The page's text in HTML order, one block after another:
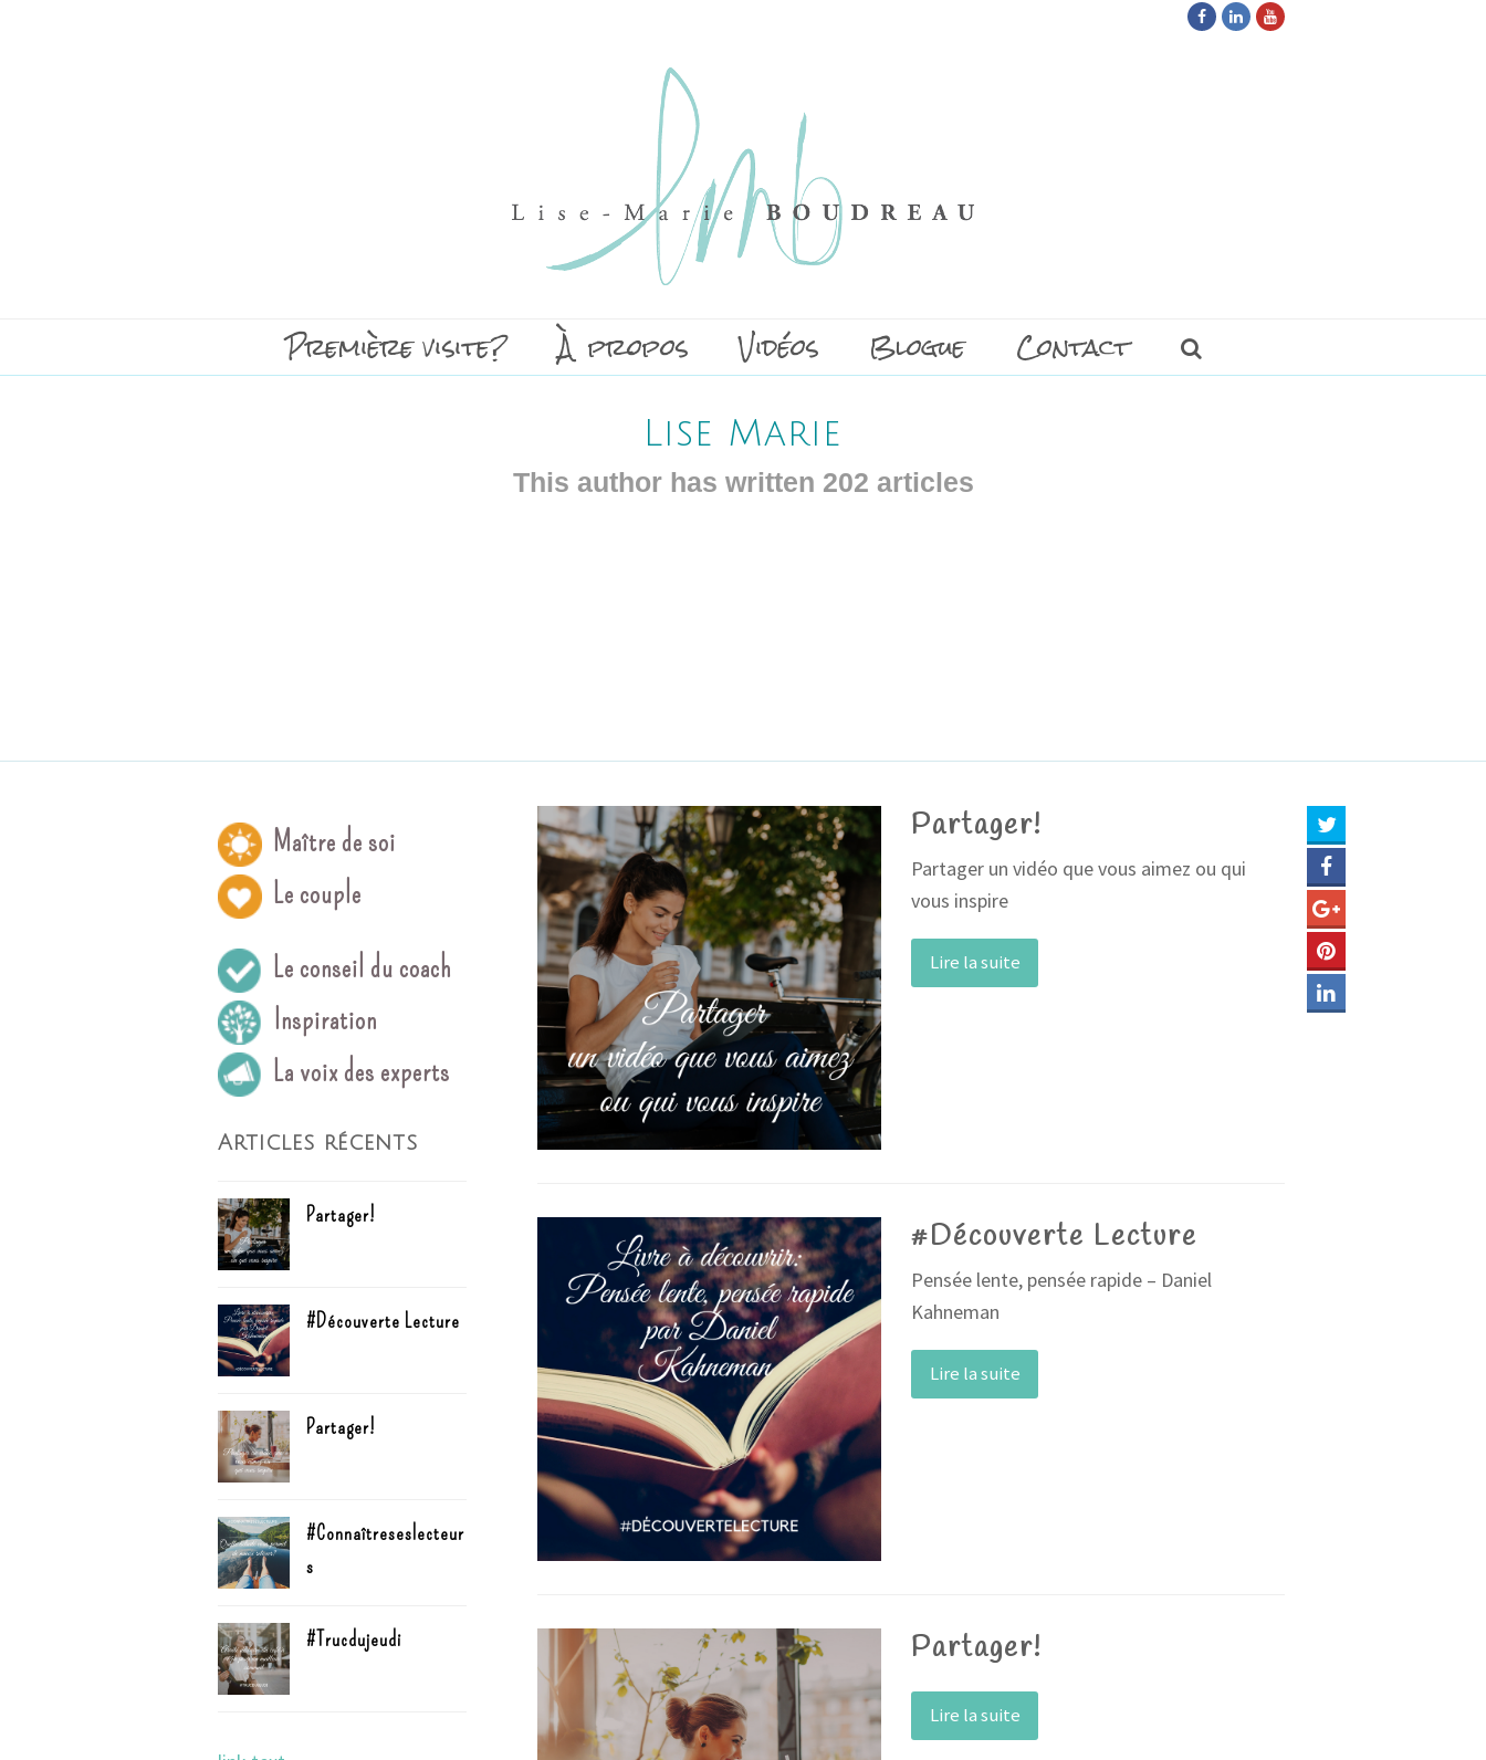
Facebook
LinkedInYoutube
Première visite? À propos Vidéos Blogue Contact
Lise Marie
This author has written 202 articles
Partager!
Partager un vidéo que vous aimez ou qui
vous inspire
Lire la suite
#Découverte Lecture
Pensée lente, pensée rapide – Daniel
Kahneman
Lire la suite
Partager!
Lire la suite
Maître de soi
Le couple
Le conseil du coach
Inspiration
La voix des experts
Articles récents
Partager!
#Découverte Lecture
Partager!
#Connaîtreseslecteur
s
#Trucdujeudi